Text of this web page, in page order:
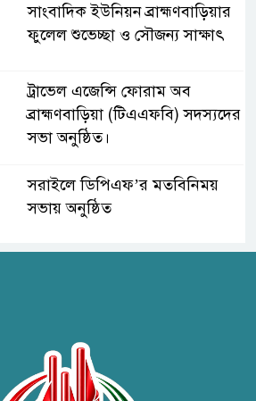
সাংবাদিক ইউনিয়ন ব্রাহ্মণবাড়িয়ার
ফুলেল শুভেচ্ছা ও সৌজন্য সাক্ষাৎ
ট্রাভেল এজেন্সি ফোরাম অব
ব্রাহ্মণবাড়িয়া (টিএএফবি) সদস্যদের
সভা অনুষ্ঠিত।
সরাইলে ডিপিএফ’র মতবিনিময়
সভায় অনুষ্ঠিত
ব্রাহ্মণবাড়িয়ায় তরী বাংলাদেশের
উদ্যোগে বৃক্ষরোপণ ও গাছের চারা
বিতরণ।